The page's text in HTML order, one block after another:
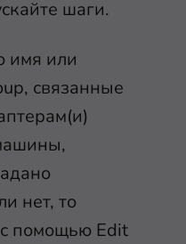
шаги.
имя или
связанные
нет, то
с помощью Edit